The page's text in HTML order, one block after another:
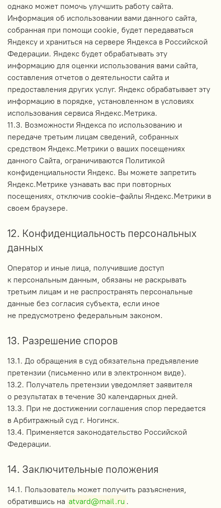
однако может помочь улучшить работу сайта.
Информация об использовании вами данного сайта,
собранная при помощи cookie, будет передаваться
Яндексу и храниться на сервере Яндекса в Российской
Федерации. Яндекс будет обрабатывать эту
информацию для оценки использования вами сайта,
составления отчетов о деятельности сайта и
предоставления других услуг. Яндекс обрабатывает эту
информацию в порядке, установленном в условиях
использования сервиса Яндекс.Метрика.
11.3. Возможности Яндекса по использованию и
передаче третьим лицам сведений, собранных
средством Яндекс.Метрики о ваших посещениях
данного Сайта, ограничиваются Политикой
конфиденциальности Яндекс. Вы можете запретить
Яндекс.Метрике узнавать вас при повторных
посещениях, отключив cookie-файлы Яндекс.Метрики в
своем браузере.
12. Конфиденциальность персональных
данных
Оператор и иные лица, получившие доступ
к персональным данным, обязаны не раскрывать
третьим лицам и не распространять персональные
данные без согласия субъекта, если иное
не предусмотрено федеральным законом.
13. Разрешение споров
13.1. До обращения в суд обязательна предъявление
претензии (письменно или в электронном виде).
13.2. Получатель претензии уведомляет заявителя
о результатах в течение 30 календарных дней.
13.3. При не достижении соглашения спор передается
в Арбитражный суд г. Ногинск.
13.4. Применяется законодательство Российской
Федерации.
14. Заключительные положения
14.1. Пользователь может получить разъяснения,
обратившись на atvard@mail.ru .